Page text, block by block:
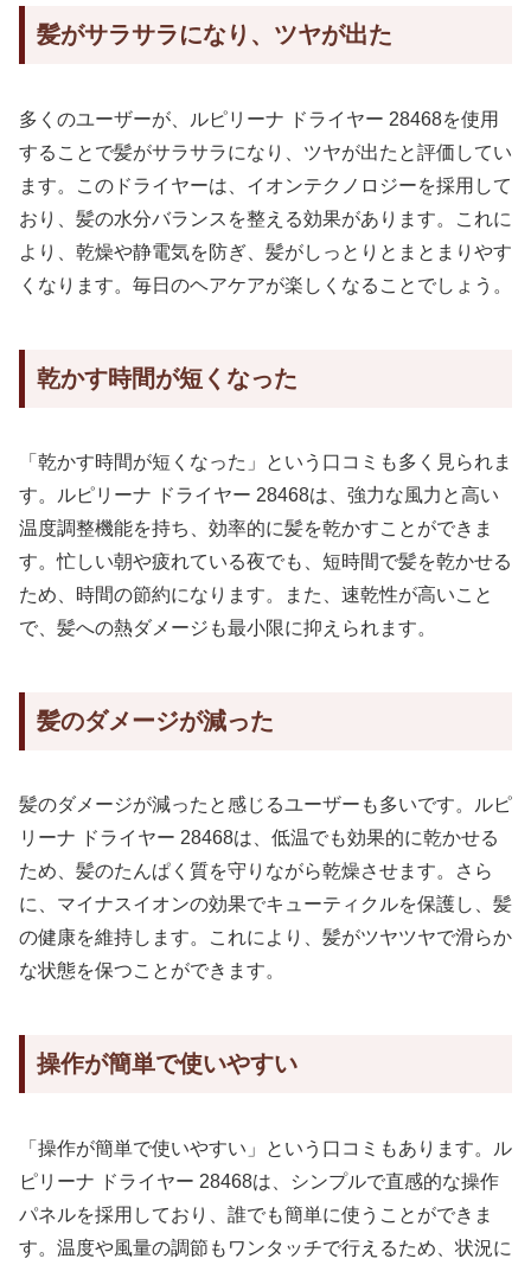
髪がサラサラになり、ツヤが出た
多くのユーザーが、ルピリーナ ドライヤー 28468を使用
することで髪がサラサラになり、ツヤが出たと評価してい
ます。このドライヤーは、イオンテクノロジーを採用して
おり、髪の水分バランスを整える効果があります。これに
より、乾燥や静電気を防ぎ、髪がしっとりとまとまりやす
くなります。毎日のヘアケアが楽しくなることでしょう。
乾かす時間が短くなった
「乾かす時間が短くなった」という口コミも多く見られま
す。ルピリーナ ドライヤー 28468は、強力な風力と高い
温度調整機能を持ち、効率的に髪を乾かすことができま
す。忙しい朝や疲れている夜でも、短時間で髪を乾かせる
ため、時間の節約になります。また、速乾性が高いこと
で、髪への熱ダメージも最小限に抑えられます。
髪のダメージが減った
髪のダメージが減ったと感じるユーザーも多いです。ルピ
リーナ ドライヤー 28468は、低温でも効果的に乾かせる
ため、髪のたんぱく質を守りながら乾燥させます。さら
に、マイナスイオンの効果でキューティクルを保護し、髪
の健康を維持します。これにより、髪がツヤツヤで滑らか
な状態を保つことができます。
操作が簡単で使いやすい
「操作が簡単で使いやすい」という口コミもあります。ル
ピリーナ ドライヤー 28468は、シンプルで直感的な操作
パネルを採用しており、誰でも簡単に使うことができま
す。温度や風量の調節もワンタッチで行えるため、状況に